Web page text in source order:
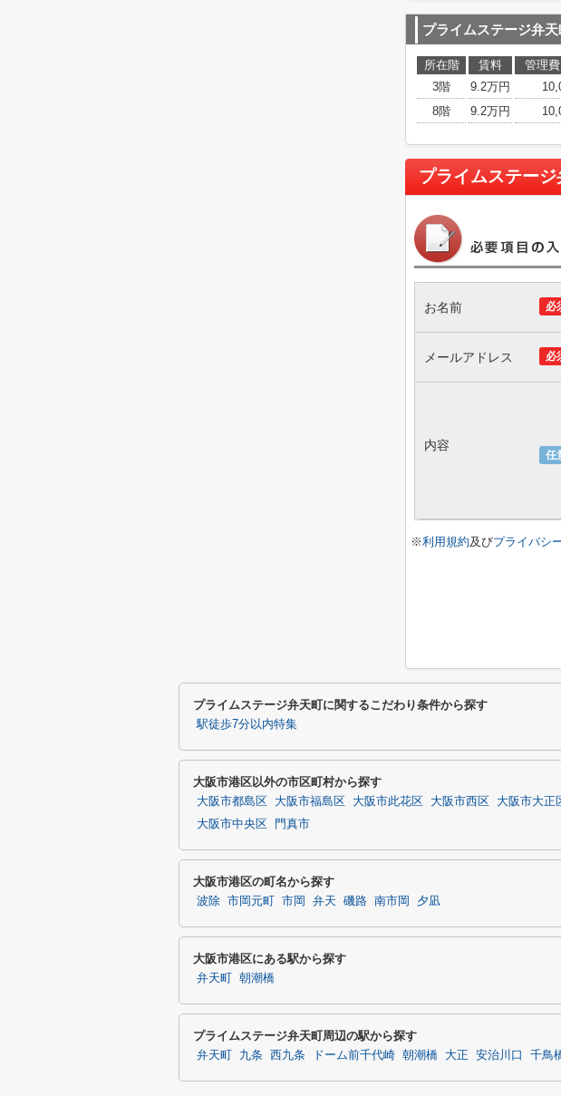
プライムステージ弁天
所在階 賃料 管理
3階
9.2万円
8階
9.2万円
プライムステージ
必
お名前
必
メールアドレス
任
内容
※利用規約及びプライバシ
プライムステージ弁天町に関するこだわり条件から探す
駅徒歩7分以内特集
大阪市港区以外の市区町村から探す
大阪市都島区 大阪市福島区 大阪市此花区 大阪市西区 大阪市大正
大阪市中央区
門真市
大阪市港区の町名から探す
波除 市岡元町 市岡 弁天 磯路 南市岡 夕凪
大阪市港区にある駅から探す
弁天町 朝潮橋
プライムステージ弁天町周辺の駅から探す
弁天町 九条 西九条 ドーム前千代崎 朝潮橋 大正 安治川口 千鳥